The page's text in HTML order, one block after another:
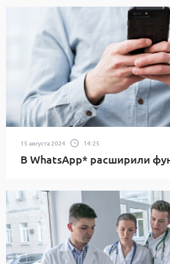
15 августа 2024 14:25
В WhatsApp* расширили